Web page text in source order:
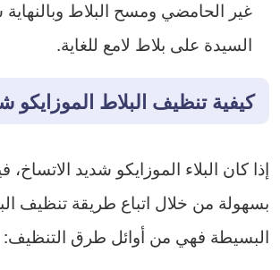
غير الحامضي ومسح البلاط
السيدة على بلاط لامع للغاية.
كيفية تنظيف البلاط الموزايكو
إذا كان البلاء الموزايكو شديد
بسهولة من خلال اتباع طريقة تنظيف
البسيطة فهي من أوائل طرق التنظيف: